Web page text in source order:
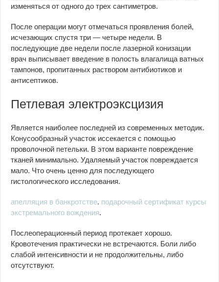
изменяться от одного до трех сантиметров.
После операции могут отмечаться проявления болей,
исчезающих спустя три — четыре недели. В
последующие две недели после лазерной конизации
врач выписывает введение в полость влагалища ватных
тампонов, пропитанных раствором антибиотиков и
антисептиков.
Петлевая электроэксцизия
Является наиболее последней из современных методик.
Конусообразный участок иссекается с помощью
проволочной петельки. В этом варианте повреждение
тканей минимально. Удаляемый участок повреждается
мало. Что очень ценно для последующего
гистологического исследования.
апелляция в банкротстве. подарочный сертификат курсы
экстремального вождения.
Послеоперационный период протекает хорошо.
Кровотечения практически не встречаются. Боли либо
слабой интенсивности и не продолжительны, либо
отсутствуют.